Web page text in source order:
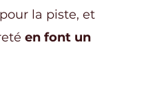
la piste, et
en font un